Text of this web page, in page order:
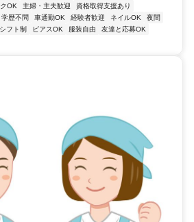
OK 主婦・主夫歓迎
資格取得支援あり
学歴不問 車通勤OK 経験者歓迎 ネイルOK
夜間
シフト制 ピアスOK 服装自由
友達と応募OK